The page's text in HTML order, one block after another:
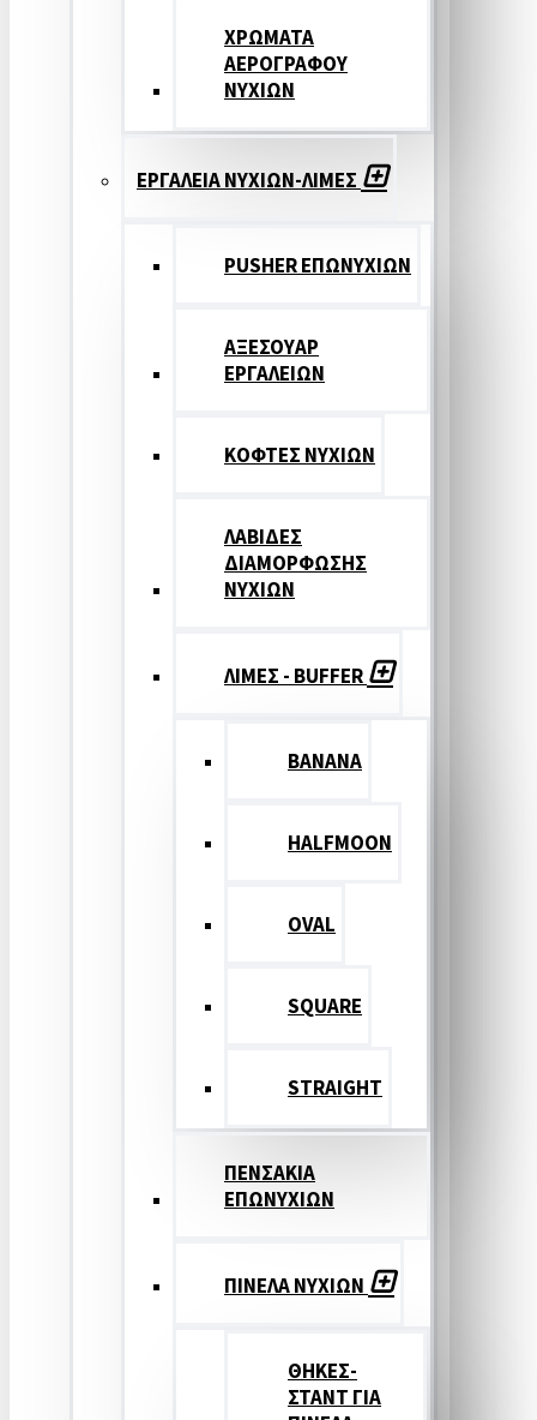
ΧΡΩΜΑΤΑ
ΑΕΡΟΓΡΑΦΟΥ
ΝΥΧΙΩΝ
ΕΡΓΑΛΕΙΑ ΝΥΧΙΩΝ-ΛΙΜΕΣ
PUSHER ΕΠΩΝΥΧΙΩΝ
ΑΞΕΣΟΥΑΡ
ΕΡΓΑΛΕΙΩΝ
ΚΟΦΤΕΣ ΝΥΧΙΩΝ
ΛΑΒΙΔΕΣ
ΔΙΑΜΟΡΦΩΣΗΣ
ΝΥΧΙΩΝ
ΛΙΜΕΣ - BUFFER
BANANA
HALFMOON
OVAL
SQUARE
STRAIGHT
ΠΕΝΣΑΚΙΑ
ΕΠΩΝΥΧΙΩΝ
ΠΙΝΕΛΑ ΝΥΧΙΩΝ
ΘΗΚΕΣ-
ΣΤΑΝΤ ΓΙΑ